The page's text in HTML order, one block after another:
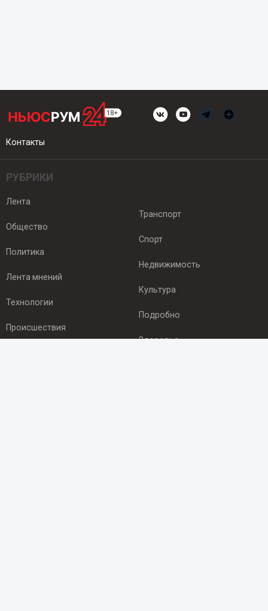
Контакты
РУБРИКИ
Лента
Общество
Политика
Лента мнений
Технологии
Происшествия
Транспорт
Спорт
Недвижимость
Культура
Подробно
Здоровье